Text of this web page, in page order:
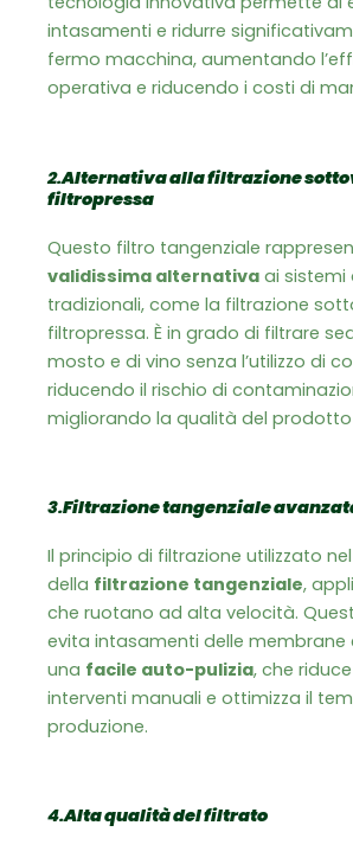
intasamenti e ridurre
fermo macchina, aumentando
operativa e riducendo i costi di
2.Alternativa alla filtrazione
filtropressa
Questo filtro tangenziale
validissima alternativa ai sistemi
tradizionali, come la filtrazione
filtropressa. È in grado di filtrare
mosto e di vino senza l’utilizzo di
riducendo il rischio di
migliorando la qualità del prodotto
3.Filtrazione tangenziale
Il principio di filtrazione utilizzato
della filtrazione tangenziale,
che ruotano ad alta velocità.
evita intasamenti delle membrane
una facile auto-pulizia, che
interventi manuali e ottimizza il
produzione.
4.Alta qualità del filtrato